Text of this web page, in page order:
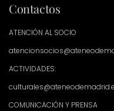
Contactos
ATENCIÓN AL SOCIO
ACTIVIDADES:
COMUNICACIÓN Y PRENSA